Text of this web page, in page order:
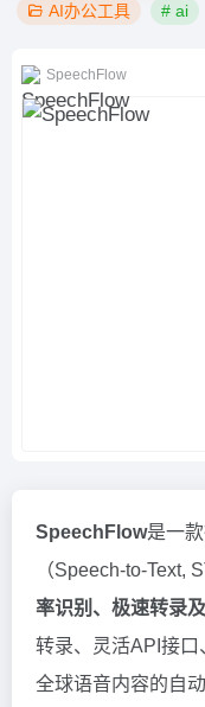
AI办公工具 # ai
SpeechFlow
SpeechFlow是一
（Speech-to-Text,
率识别、极速转录
转录、灵活API接
全球语音内容的自